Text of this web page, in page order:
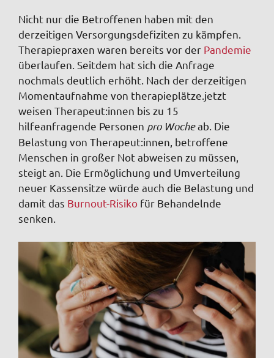
Nicht nur die Betroffenen haben mit den
derzeitigen Versorgungsdefiziten zu kämpfen.
Therapiepraxen waren bereits vor der Pandemie
überlaufen. Seitdem hat sich die Anfrage
nochmals deutlich erhöht. Nach der derzeitigen
Momentaufnahme von therapieplätze.jetzt
weisen Therapeut:innen bis zu 15
hilfeanfragende Personen pro Wocheab. Die
Belastung von Therapeut:innen, betroffene
Menschen in großer Not abweisen zu müssen,
steigt an. Die Ermöglichung und Umverteilung
neuer Kassensitze würde auch die Belastung und
damit das Burnout-Risiko für Behandelnde
senken.